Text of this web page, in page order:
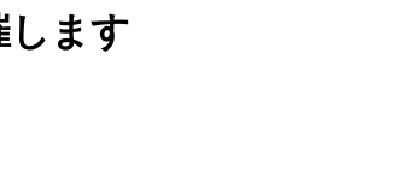
ます